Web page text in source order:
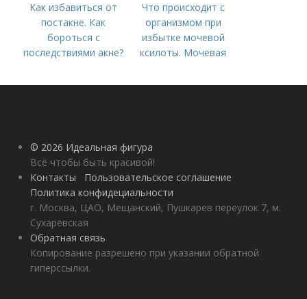
Как избавиться от
постакне. Как
бороться с
последствиями акне?
Что происходит с
организмом при
избытке мочевой
ксилоты. Мочевая
норма и отклонения
© 2026 Идеальная фигура
Всё чтобы быть красивой!
Контакты
Пользовательское соглашение
Политика конфидециальности
г. Москва, ЦАО, Мещанский, Пушкарев переулок 7, м.
Сухаревская
Обратная связь
Копирование разрешено при указании обратной
гиперссылки.